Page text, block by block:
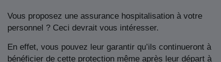
Vous proposez une assurance hospitalisation à votre
personnel ? Ceci devrait vous intéresser.
En effet, vous pouvez leur garantir qu’ils continueront à
bénéficier de cette protection même après leur départ à